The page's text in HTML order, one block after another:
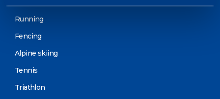
Running
Fencing
Alpine skiing
Tennis
Triathlon